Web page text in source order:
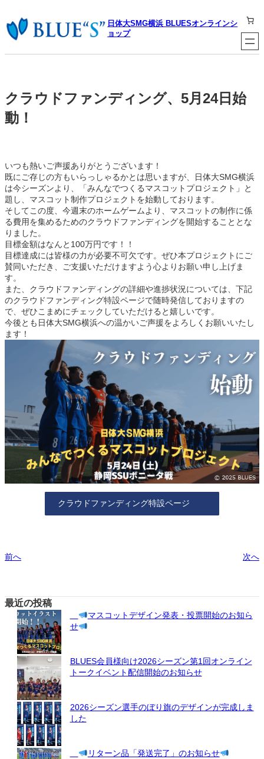
容
を
キ
日体大SMG横浜 BLUESオンラインシ
ョップ
クラウドファンディング、5月24日始
動！
いつも熱いご声援ありがとうございます！
既にご存じの方もいらっしゃるかとは思いますが、日体大SMG横浜
は今シーズンより、「みんなでつくるマスコットプロジェクト」と
題し、マスコット制作プロジェクトを始動しております。
そしてこの度、今週末のホームゲームより、マスコットの制作に係
る費用を集めるためのクラウドファンディングを開始することとな
りました。
目標金額はなんと100万円です！！
目標達成には皆様の力が必要不可欠です。ぜひ本プロジェクトにご
賛同いただき、ご支援いただけますよう心よりお願い申し上げま
す。
また、クラウドファンディングの詳細や進捗状況については、下記
のクラウドファンディング特設ページで随時発信しておりますの
で、ぜひこまめにチェックしていただけると嬉しいです。
今後とも日体大SMG横浜への温かいご声援をよろしくお願いいたし
ます！
クラウドファンディング特設ページ
前へ 次へ
最近の投稿
マスコットデザイン発表・投票開始のお知ら
せ
BLUES会員様向け2026シーズン第1回オンライン
トークイベント配信開始のお知らせ
2026シーズン選手のぼり旗のデザインが完成しま
した
リターン品「発送完了」のお知らせ